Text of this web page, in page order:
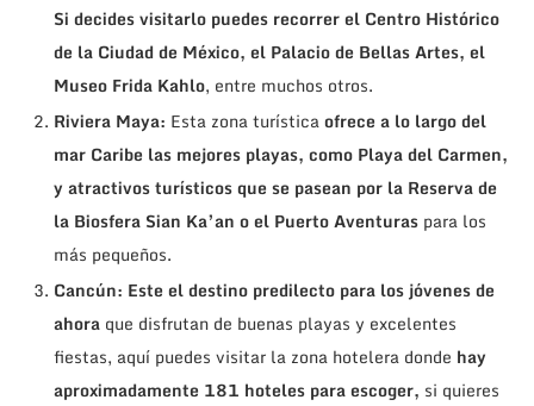
Si decides visitarlo puedes recorrer el Centro Histórico
de la Ciudad de México, el Palacio de Bellas Artes, el
Museo Frida Kahlo, entre muchos otros.
Riviera Maya: Esta zona turísticaofrece a lo largo del
mar Caribe las mejores playas, como Playa del Carmen,
y atractivos turísticos que se pasean por la Reserva de
la Biosfera Sian Ka’an o el Puerto Aventuras para los
más pequeños.
Cancún: Este el destino predilecto para los jóvenes de
ahora que disfrutan de buenas playas y excelentes
fiestas, aquí puedes visitar la zona hotelera donde hay
aproximadamente 181 hoteles para escoger, si quieres